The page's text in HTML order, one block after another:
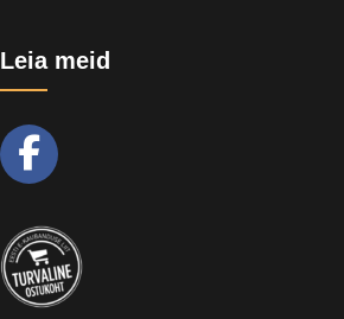
Leia meid